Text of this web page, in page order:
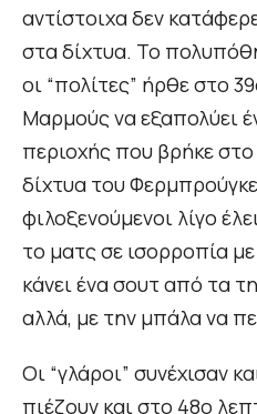
αντίστοιχα δεν
στα δίχτυα. Το
οι “πολίτες” ήρθε στο
Μαρμούς να εξαπολύει
περιοχής που βρήκε
δίχτυα του
φιλοξενούμενοι λίγο
το ματς σε ισορροπία
κάνει ένα σουτ από τα
αλλά, με την μπάλα να
Οι “γλάροι” συνέχισαν
πιέζουν και στο 48ο